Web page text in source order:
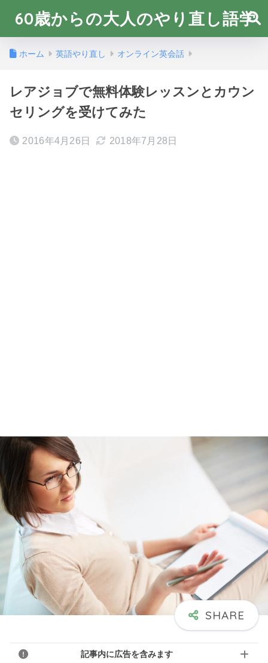
60歳からの大人のやり直し語学
ホーム 英語やり直し オンライン英会話
レアジョブで無料体験レッスンとカウン
セリングを受けてみた
2016年4月26日 2018年7月28日
記事内に広告を含みます